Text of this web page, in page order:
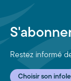
Restez informé
Choisir son